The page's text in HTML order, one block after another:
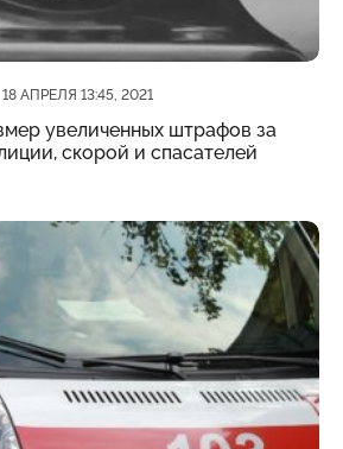
18 АПРЕЛЯ 13:45, 2021
увеличенных штрафов за
скорой и спасателей